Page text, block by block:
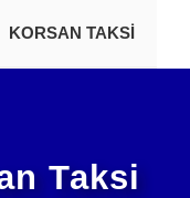
KORSAN TAKSI
Taksi